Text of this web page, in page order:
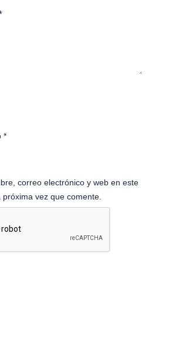
*
correo electrónico y web en este
vez que comente.